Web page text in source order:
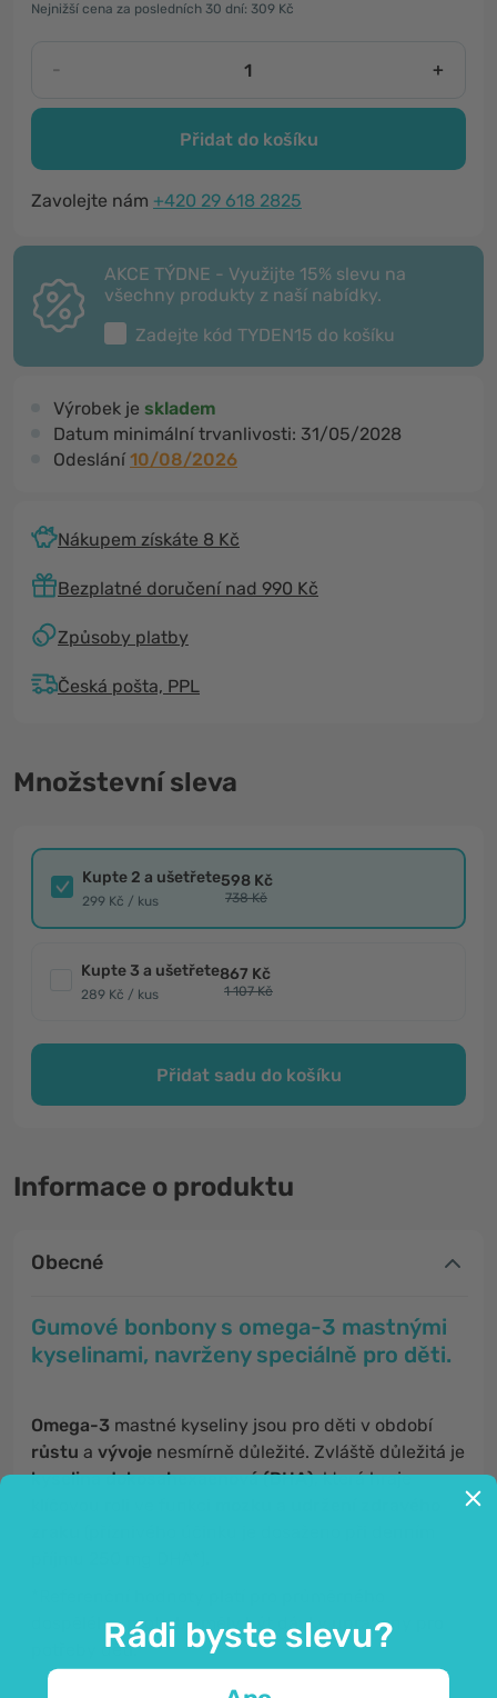
Nejnižší cena za posledních 30 dní: 309 Kč
- +
Přidat do košíku
Zavolejte nám +420 29 618 2825
AKCE TÝDNE - Využijte 15% slevu na
všechny produkty z naší nabídky.
Zadejte kód TYDEN15 do košíku
Výrobek je skladem
Datum minimální trvanlivosti: 31/05/2028
Odeslání10/08/2026
Nákupem získáte 8 Kč
Bezplatné doručení nad 990 Kč
Způsoby platby
Česká pošta, PPL
Množstevní sleva
Kupte 2 a ušetřete
299 Kč / kus
598 Kč
738 Kč
Kupte 3 a ušetřete
289 Kč / kus
867 Kč
1 107 Kč
Přidat sadu do košíku
Informace o produktu
Obecné
Gumové bonbony s omega-3 mastnými
kyselinami, navrženy speciálně pro děti.
Omega-3 mastné kyseliny jsou pro děti v období
růstu a vývoje nesmírně důležité. Zvláště důležitá je
kyselina dokosahexaenová (DHA), která hraje
dospělého, proto by měly být dávky upraveny pro
potřeby dětí.Rádi byste slevu?